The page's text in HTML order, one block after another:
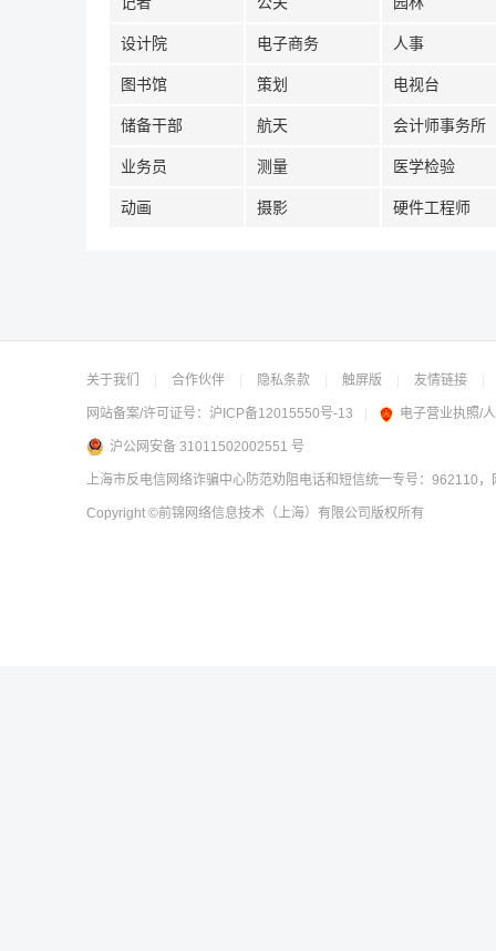
设计院 电子商务 人事
图书馆 策划 电视台
储备干部 航天 会计师事务所
业务员 测量 医学检验
动画 摄影 硬件工程师
关于我们 合作伙伴 隐私条款 触屏版 友情链接
网站备案/许可证号： 沪ICP备12015550号-13 电子营业执照/
沪公网安备 31011502002551 号
上海市反电信网络诈骗中心防范劝阻电话和短信统一专号：962110
Copyright ©前锦网络信息技术（上海）有限公司 版权所有